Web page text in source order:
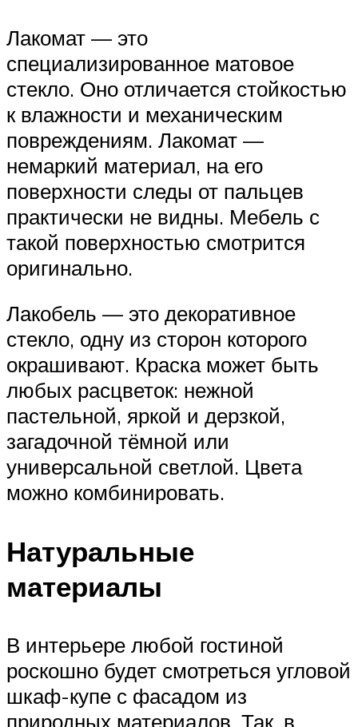
Лакомат — это
специализированное матовое
стекло. Оно отличается стойкостью
к влажности и механическим
повреждениям. Лакомат —
немаркий материал, на его
поверхности следы от пальцев
практически не видны. Мебель с
такой поверхностью смотрится
оригинально.
Лакобель — это декоративное
стекло, одну из сторон которого
окрашивают. Краска может быть
любых расцветок: нежной
пастельной, яркой и дерзкой,
загадочной тёмной или
универсальной светлой. Цвета
можно комбинировать.
Натуральные
материалы
В интерьере любой гостиной
роскошно будет смотреться угловой
шкаф-купе с фасадом из
природных материалов. Так, в